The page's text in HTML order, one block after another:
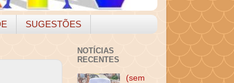
SUGESTÕES
NOTÍCIAS
RECENTES
(sem